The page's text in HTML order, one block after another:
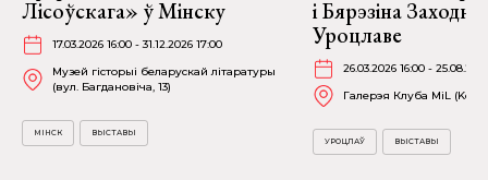
Лісоўскага» ў Мінску
17.03.2026 16:00 - 31.12.2026 17:00
Музей гісторыі беларускай літаратуры
(вул. Багдановіча, 13)
МІНСК ВЫСТАВЫ
і Бярэзіна
Уроцлаве
26.03.2026 16:00 -
Галерэя Клуба MiL
УРОЦЛАЎ ВЫСТАВЫ